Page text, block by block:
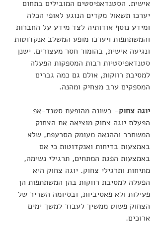
אישית. הסטנדאפיסטים המובילים בתחום
יערכו תשאול מקדים הנוגע לאופי הכלה
ומידע נוסף אודותיה לצד מידע על החברות
והמשתתפות ויערכו מופע המשלב אנקדוטות
ונגיעה אישית, בהומור חסר מעצורים. ישנן
סטנדאפיסטיות רבות המספקות הפעלה
למסיבת רווקות, אולם גם כמה גברים
המספקים ערב מצחיק ומהנה.
יוגה צחוק- בשונה מהופעת סטנד-אפ
הפעלת יוגה צחוק מוציאה את הצחוק
המשחרר וההנאה מעומק הסרעפת, שלא
באמצעות בדיחות ואנקדוטות כי אם
באמצעות הפגת המתחים, תרגילי נשימה,
מתיחות ותרגילי צחוק. יוגה צחוק היא
הפעלה למסיבת רווקות בהן המשתתפות הן
פעילות ולא פאסיביות, ובסיומה השריר של
הצחוק פשוט ממשיך לעבוד למשך ימים
ארוכים.